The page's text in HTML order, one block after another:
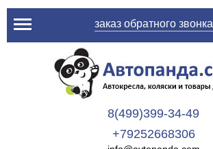
заказ обратного звонка
8(499)399-34-49
+79252668306